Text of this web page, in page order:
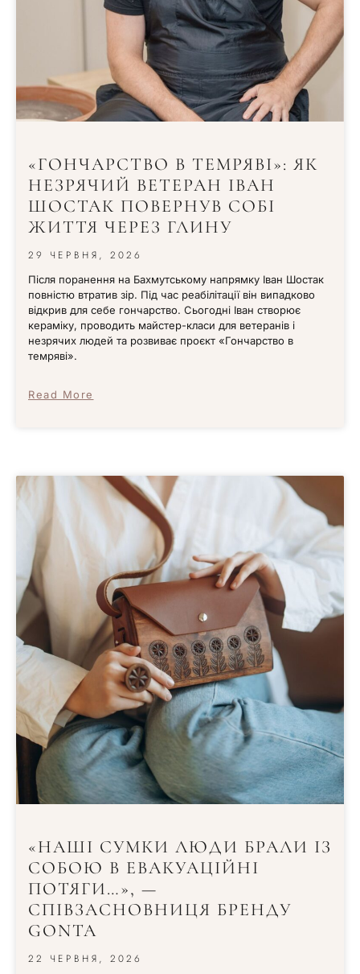
«ГОНЧАРСТВО В ТЕМРЯВІ»: ЯК
НЕЗРЯЧИЙ ВЕТЕРАН ІВАН
ШОСТАК ПОВЕРНУВ СОБІ
ЖИТТЯ ЧЕРЕЗ ГЛИНУ
29 ЧЕРВНЯ, 2026
Після поранення на Бахмутському напрямку Іван Шостак
повністю втратив зір. Під час реабілітації він випадково
відкрив для себе гончарство. Сьогодні Іван створює
кераміку, проводить майстер-класи для ветеранів і
незрячих людей та розвиває проєкт «Гончарство в
темряві».
Read More
«НАШІ СУМКИ ЛЮДИ БРАЛИ ІЗ
СОБОЮ В ЕВАКУАЦІЙНІ
ПОТЯГИ…», —
СПІВЗАСНОВНИЦЯ БРЕНДУ
GONTA
22 ЧЕРВНЯ, 2026